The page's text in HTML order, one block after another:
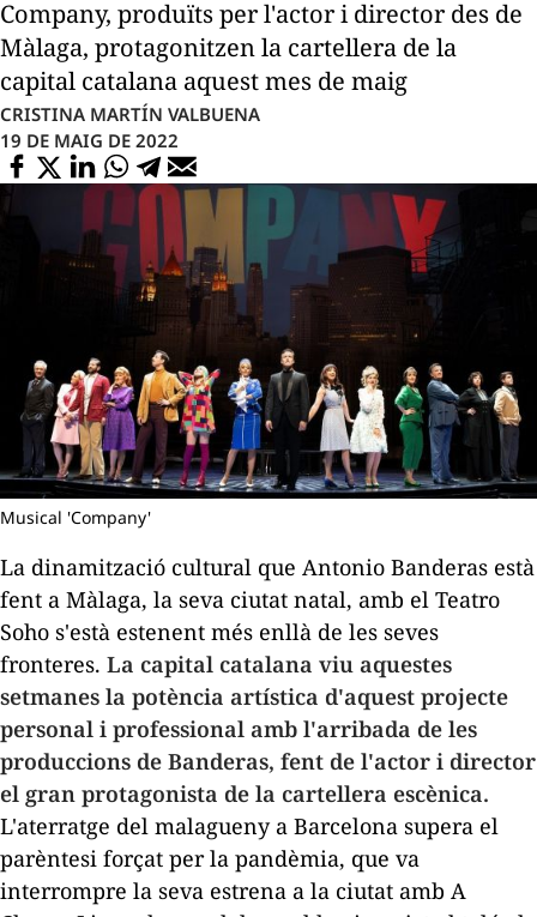
Company, produïts per l'actor i director des de
Màlaga, protagonitzen la cartellera de la
capital catalana aquest mes de maig
CRISTINA MARTÍN VALBUENA
19 DE MAIG DE 2022
Musical 'Company'
La dinamització cultural que Antonio Banderas està
fent a Màlaga, la seva ciutat natal, amb el Teatro
Soho s'està estenent més enllà de les seves
fronteres. La capital catalana viu aquestes
setmanes la potència artística d'aquest projecte
personal i professional amb l'arribada de les
produccions de Banderas, fent de l'actor i director
el gran protagonista de la cartellera escènica.
L'aterratge del malagueny a Barcelona supera el
parèntesi forçat per la pandèmia, que va
interrompre la seva estrena a la ciutat amb A